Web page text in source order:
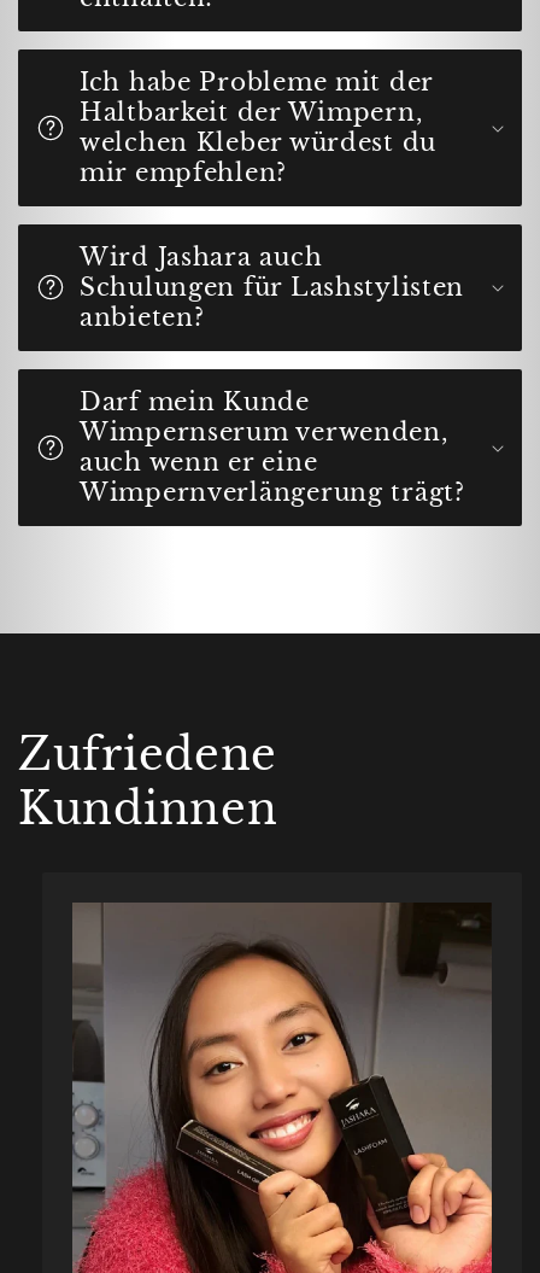
Ich habe Probleme mit der
Haltbarkeit der Wimpern,
welchen Kleber würdest du
mir empfehlen?
Wird Jashara auch
Schulungen für Lashstylisten
anbieten?
Darf mein Kunde
Wimpernserum verwenden,
auch wenn er eine
Wimpernverlängerung trägt?
Zufriedene
Kundinnen